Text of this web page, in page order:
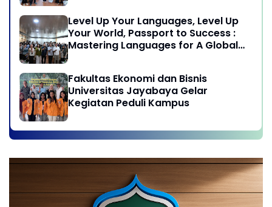
Level Up Your Languages, Level Up
Your World, Passport to Success :
Mastering Languages for A Global
Fakultas Ekonomi dan Bisnis
Universitas Jayabaya Gelar
Kegiatan Peduli Kampus